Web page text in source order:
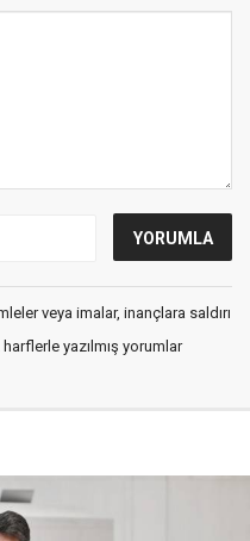
veya imalar, inançlara saldırı
yazılmış yorumlar